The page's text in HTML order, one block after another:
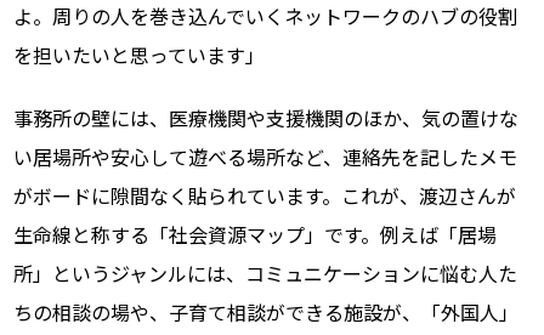
よ。周りの人を巻き込んでいくネットワークのハブの役割
を担いたいと思っています」
事務所の壁には、医療機関や支援機関のほか、気の置けな
い居場所や安心して遊べる場所など、連絡先を記したメモ
がボードに隙間なく貼られています。これが、渡辺さんが
生命線と称する「社会資源マップ」です。例えば「居場
所」というジャンルには、コミュニケーションに悩む人た
ちの相談の場や、子育て相談ができる施設が、「外国人」